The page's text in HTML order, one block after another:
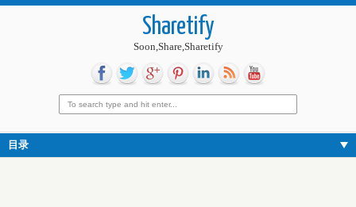
Sharetify
Soon,Share,Sharetify
目录